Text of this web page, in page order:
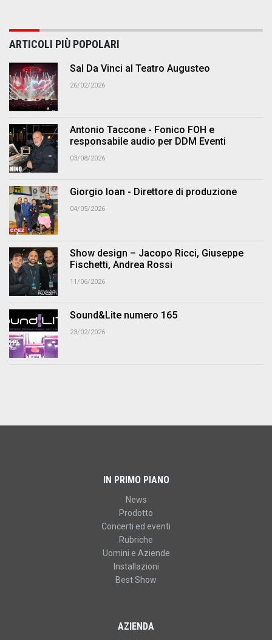
ARTICOLI PIÙ POPOLARI
Sal Da Vinci al Teatro Augusteo
26/02/2026
Antonio Taccone - Fonico FOH e
responsabile audio per DDM Eventi
03/08/2026
Giorgio Ioan - Direttore di produzione
04/05/2026
Show design – Jacopo Ricci, Giuseppe
Fischetti, Andrea Rossi
11/06/2026
Sound&Lite numero 165
23/02/2026
IN PRIMO PIANO
News
Prodotto
Concerti ed eventi
Rubriche
Uomini e Aziende
Installazioni
Best Show
AZIENDA